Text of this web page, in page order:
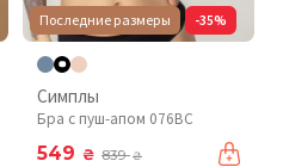
Последние размеры -35%
Симплы
Бра с пуш-апом 076BC
549 ₴ 839₴